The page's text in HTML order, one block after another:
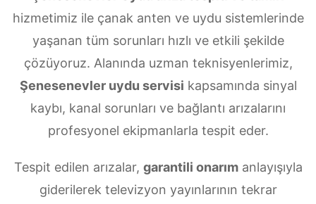
hizmetimiz ile çanak anten ve uydu sistemlerinde
yaşanan tüm sorunları hızlı ve etkili şekilde
çözüyoruz. Alanında uzman teknisyenlerimiz,
Şenesenevler uydu servisi kapsamında sinyal
kaybı, kanal sorunları ve bağlantı arızalarını
profesyonel ekipmanlarla tespit eder.
Tespit edilen arızalar, garantili onarımanlayışıyla
giderilerek televizyon yayınlarının tekrar